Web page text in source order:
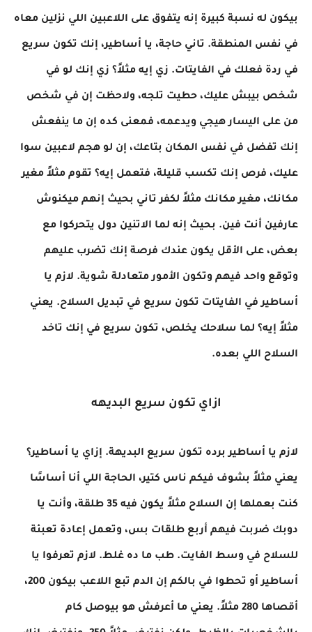
بيكون له نسبة كبيرة إنه يتفوق على اللاعبين اللي نزلين معاه
في نفس المنطقة. تاني حاجة، يا أساطير، إنك تكون سريع
في ردة فعلك في الفايتات. زي إيه مثلاً؟ زي إنك لو في
شخص بيبش عليك، حطيت تلجه، ولاحظت إن في شخص
من على اليسار هيجي ويدعمه، فمعنى كده إن ما ينفعش
إنك تفضل في نفس المكان بتاعك، إن لو هجم لاعبين سوا
عليك، فرص إنك تكسب قليلة، فتعمل إيه؟ تقوم مثلاً مغير
مكانك، مغير مكانك مثلاً لكفر تاني بحيث إنهم ميكنوش
عارفين أنت فين. بحيث إنه لما الاتنين دول يتحركوا مع
بعض، على الأقل يكون عندك فرصة إنك تضرب عليهم
وتوقع واحد فيهم وتكون الأمور متعادلة شوية. لازم يا
أساطير في الفايتات تكون سريع في تبديل السلاح. يعني
مثلاً إيه؟ لما سلاحك يخلص، تكون سريع في إنك تاخد
السلاح اللي بعده.
ازاي تكون سريع البديهه
لازم يا أساطير برده تكون سريع البديهة. إزاي يا أساطير؟
يعني مثلاً بشوف فيكم ناس كتير، الحاجة اللي أنا أساسًا
كنت بعملها إن السلاح مثلاً يكون فيه 35 طلقة، وأنت يا
دوبك ضربت فيهم أربع طلقات بس، وتعمل إعادة تعبئة
للسلاح في وسط الفايت. طب ما ده غلط. لازم تعرفوا يا
أساطير أو تحطوا في بالكم إن الدم تبع اللاعب بيكون 200،
أقصاها 280 مثلاً. يعني ما أعرفش هو بيوصل كام